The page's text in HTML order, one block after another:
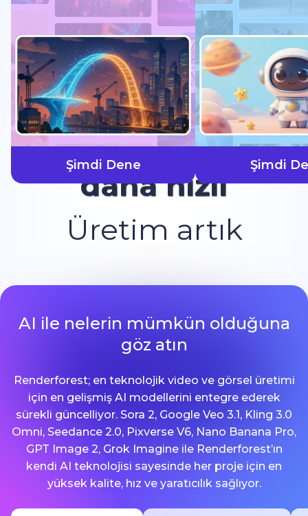
Şimdi Dene Şimdi
Üretim artık
daha hızlı
AI ile nelerin mümkün olduğuna
göz atın
Renderforest; en teknolojik video ve görsel üretimi
için en gelişmiş AI modellerini entegre ederek
sürekli güncelliyor. Sora 2, Google Veo 3.1, Kling 3.0
Omni, Seedance 2.0, Pixverse V6, Nano Banana Pro,
GPT Image 2, Grok Imagine ile Renderforest’ın
kendi AI teknolojisi sayesinde her proje için en
yüksek kalite, hız ve yaratıcılık sağlıyor.